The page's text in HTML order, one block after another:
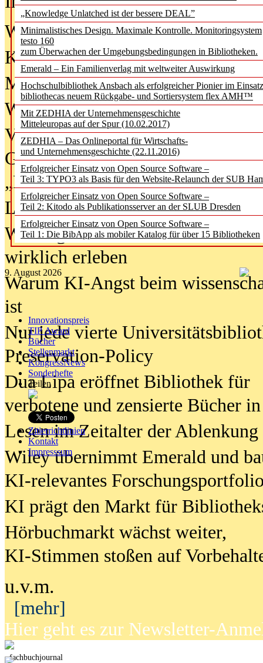
„Knowledge Unlatched ist der bessere DEAL”
Minimalistisches Design. Maximale Kontrolle. Monitoringsystem
testo 160
zum Überwachen der Umgebungsbedingungen in Bibliotheken.
Emerald – Ein Familienverlag mit weltweiter Auswirkung
Hochschulbibliothek Ansbach als erfolgreicher Pionier im
bibliothecas neuem Rückgabe- und Sortiersystem flex AMH™
Mit ZEDHIA der Unternehmensgeschichte
Mitteleuropas auf der Spur (10.02.2017)
ZEDHIA – Das Onlineportal für Wirtschafts-
und Unternehmensgeschichte (22.11.2016)
Erfolgreicher Einsatz von Open Source Software –
Teil 3: TYPO3 als Basis für den Website-Relaunch der SUB
Erfolgreicher Einsatz von Open Source Software –
Teil 2: Kitodo als Publikationsserver an der SLUB Dresden
Erfolgreicher Einsatz von Open Source Software –
Teil 1: Die BibApp als mobiler Katalog für über 15 Bibliotheken
9. August 2026
Innovationspreis
TIP Award
Bücher
Stellenmarkt
KongressNews
Sonderhefte
Teilen
Zitierrichtlinien
Kontakt
Impresssum
Was Hochschul­bibliotheken von
Kinder in der digitalen Welt
Metadaten als Infrastruktur
Wenn Bots katalogisieren
Von Abschlusskleidern bis
Geisterjagd-Ausrüstung in der
„Library of Things“ unterwegs
Lesen als Infrastrukturaufgabe
Wie Jugendliche Social Media
wirklich erleben
Warum KI-Angst beim
ist
Nur jede vierte
Preservation-Policy
Dua Lipa eröffnet Bibliothek für
verbotene und zensierte Bücher
Lesen im Zeitalter der Ablenkung
Wiley übernimmt Emerald und
KI-relevantes
KI prägt den Markt für
Hörbuchmarkt wächst weiter,
KI-Stimmen stoßen auf
u.v.m.
[mehr]
Hier geht es zur Newsletter-
fachbuchjournal